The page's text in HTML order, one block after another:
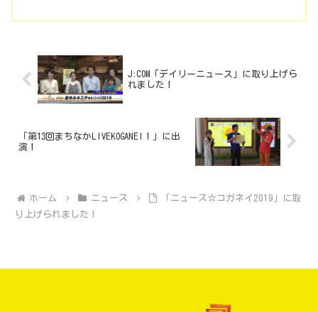
J:COM「デイリーニュース」に取り上げら
れました！
「第13回まちなかLIVEKOGANEI！」に出
演！
ホーム ニュース
「ニュース☆コガネイ2019」に取
り上げられました！